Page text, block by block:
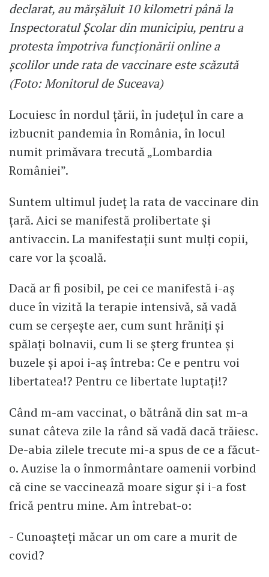
declarat, au mărșăluit 10 kilometri până la
Inspectoratul Școlar din municipiu, pentru a
protesta împotriva funcționării online a
școlilor unde rata de vaccinare este scăzută
(Foto: Monitorul de Suceava)
Locuiesc în nordul țării, în județul în care a
izbucnit pandemia în România, în locul
numit primăvara trecută „Lombardia
României”.
Suntem ultimul județ la rata de vaccinare din
țară. Aici se manifestă prolibertate și
antivaccin. La manifestații sunt mulți copii,
care vor la școală.
Dacă ar fi posibil, pe cei ce manifestă i-aș
duce în vizită la terapie intensivă, să vadă
cum se cerșește aer, cum sunt hrăniți și
spălați bolnavii, cum li se șterg fruntea și
buzele și apoi i-aș întreba: Ce e pentru voi
libertatea!? Pentru ce libertate luptați!?
Când m-am vaccinat, o bătrână din sat m-a
sunat câteva zile la rând să vadă dacă trăiesc.
De-abia zilele trecute mi-a spus de ce a făcut-
o. Auzise la o înmormântare oamenii vorbind
că cine se vaccinează moare sigur și i-a fost
frică pentru mine. Am întrebat-o:
- Cunoașteți măcar un om care a murit de
covid?